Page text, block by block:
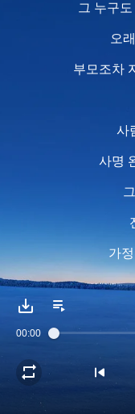
그 누구
오
부모조차
사
사명
가
사명
사명 완수
00:00